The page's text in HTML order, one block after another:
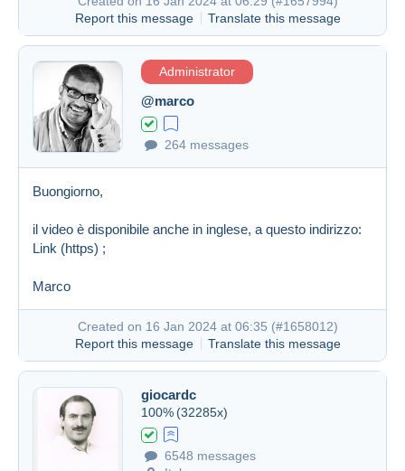
Report this message
Translate this message
Administrator
@marco
264 messages
Buongiorno,
il video è disponibile anche in inglese, a questo indirizzo:
Link (https) ;
Marco
Created on 16 Jan 2024 at 06:35 (#1658012)
Report this message
Translate this message
giocardc
100% (32285x)
6548 messages